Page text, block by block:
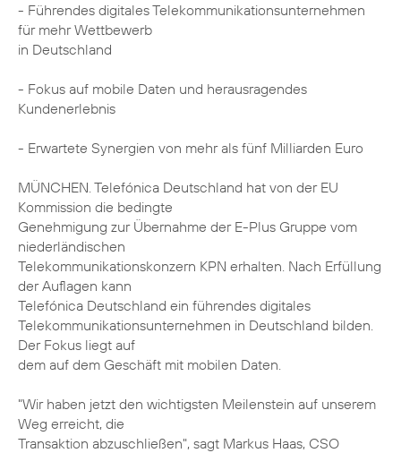
- Führendes digitales Telekommunikationsunternehmen
für mehr Wettbewerb
in Deutschland
- Fokus auf mobile Daten und herausragendes
Kundenerlebnis
- Erwartete Synergien von mehr als fünf Milliarden Euro
MÜNCHEN. Telefónica Deutschland hat von der EU
Kommission die bedingte
Genehmigung zur Übernahme der E-Plus Gruppe vom
niederländischen
Telekommunikationskonzern KPN erhalten. Nach Erfüllung
der Auflagen kann
Telefónica Deutschland ein führendes digitales
Telekommunikationsunternehmen in Deutschland bilden.
Der Fokus liegt auf
dem auf dem Geschäft mit mobilen Daten.
"Wir haben jetzt den wichtigsten Meilenstein auf unserem
Weg erreicht, die
Transaktion abzuschließen", sagt Markus Haas, CSO